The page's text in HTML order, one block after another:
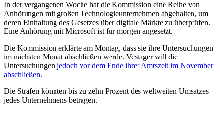
In der vergangenen Woche hat die Kommission eine Reihe von
Anhörungen mit großen Technologieunternehmen abgehalten, um
deren Einhaltung des Gesetzes über digitale Märkte zu überprüfen.
Eine Anhörung mit Microsoft ist für morgen angesetzt.
Die Kommission erklärte am Montag, dass sie ihre Untersuchungen
im nächsten Monat abschließen werde. Vestager will die
Untersuchungen jedoch vor dem Ende ihrer Amtszeit im November
abschließen.
Die Strafen könnten bis zu zehn Prozent des weltweiten Umsatzes
jedes Unternehmens betragen.